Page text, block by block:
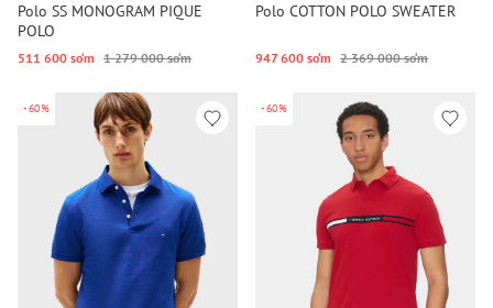
Polo SS MONOGRAM PIQUE
POLO
511 600 so‘m 1 279 000 so‘m
Polo COTTON POLO SWEATER
947 600 so‘m 2 369 000 so‘m
-60% -60%